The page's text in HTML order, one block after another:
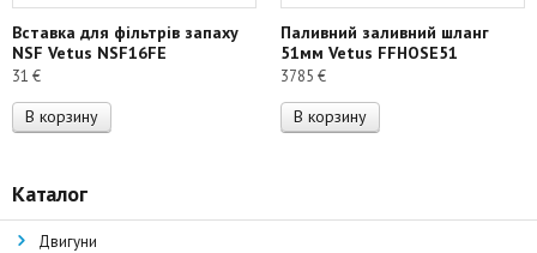
Вставка для фільтрів запаху
NSF Vetus NSF16FE
31 €
В корзину
Паливний заливний шланг
51мм Vetus FFHOSE51
3785 €
В корзину
Каталог
Двигуни